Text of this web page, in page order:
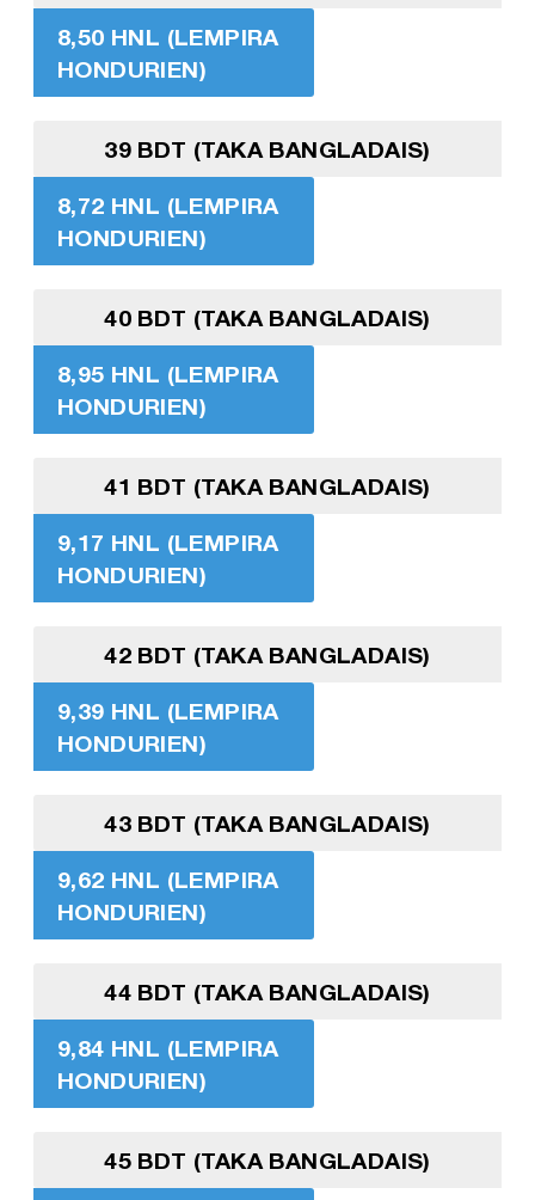
8,50 HNL (LEMPIRA
HONDURIEN)
39 BDT (TAKA BANGLADAIS)
8,72 HNL (LEMPIRA
HONDURIEN)
40 BDT (TAKA BANGLADAIS)
8,95 HNL (LEMPIRA
HONDURIEN)
41 BDT (TAKA BANGLADAIS)
9,17 HNL (LEMPIRA
HONDURIEN)
42 BDT (TAKA BANGLADAIS)
9,39 HNL (LEMPIRA
HONDURIEN)
43 BDT (TAKA BANGLADAIS)
9,62 HNL (LEMPIRA
HONDURIEN)
44 BDT (TAKA BANGLADAIS)
9,84 HNL (LEMPIRA
HONDURIEN)
45 BDT (TAKA BANGLADAIS)